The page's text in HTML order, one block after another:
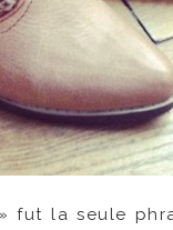
» fut la seule